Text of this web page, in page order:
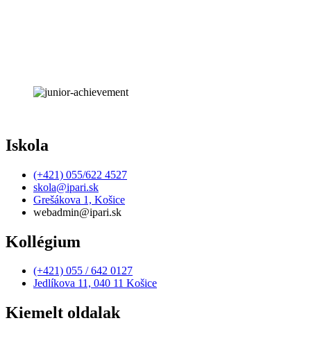
Iskola
(+421) 055/622 4527
skola@ipari.sk
Grešákova 1, Košice
webadmin@ipari.sk
Kollégium
(+421) 055 / 642 0127
Jedlíkova 11, 040 11 Košice
Kiemelt oldalak